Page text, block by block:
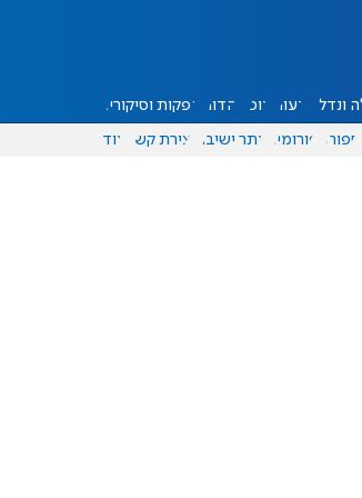
ונדל"ן דעות אוכל יהדות הפקות וסיקורים
ספורט פורומים אתר ישיבה יצירת קשר עוד